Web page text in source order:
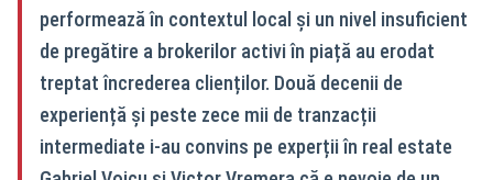
performează în contextul local și un nivel insuficient
de pregătire a brokerilor activi în piață au erodat
treptat încrederea clienților. Două decenii de
experiență și peste zece mii de tranzacții
intermediate i-au convins pe experții în real estate